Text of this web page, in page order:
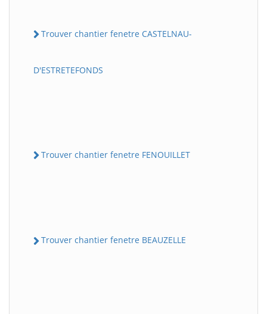
Trouver chantier fenetre CASTELNAU-
D'ESTRETEFONDS
Trouver chantier fenetre FENOUILLET
Trouver chantier fenetre BEAUZELLE